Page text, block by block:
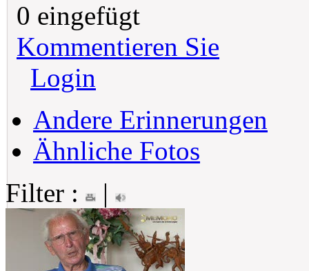
0 eingefügt
Kommentieren Sie
Login
Andere Erinnerungen
Ähnliche Fotos
Filter :
|